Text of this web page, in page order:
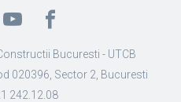
Bucuresti - UTCB
020396, Sector 2, Bucuresti
242.12.08